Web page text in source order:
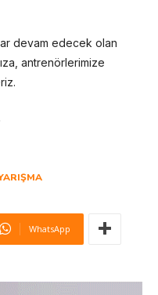
devam edecek olan
antrenörlerimize
WhatsApp